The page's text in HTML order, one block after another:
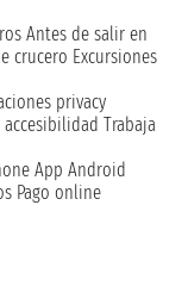
Antes de salir en
crucero Excursiones
privacy
accesibilidad Trabaja
App Android
Pago online